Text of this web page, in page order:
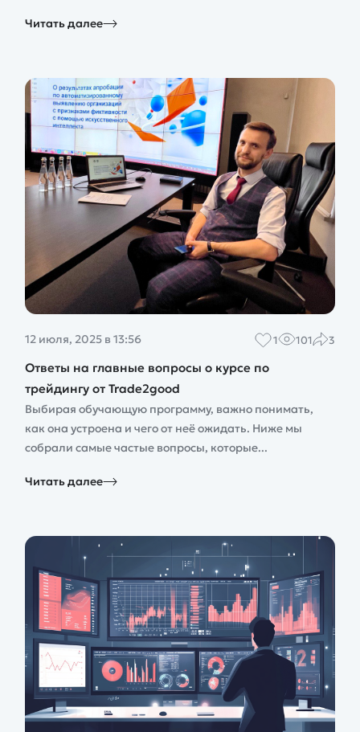
Читать далее
12 июля, 2025 в 13:56 1 101 3
Ответы на главные вопросы о курсе по
трейдингу от Trade2good
Выбирая обучающую программу, важно понимать,
как она устроена и чего от неё ожидать. Ниже мы
собрали самые частые вопросы, которые...
Читать далее